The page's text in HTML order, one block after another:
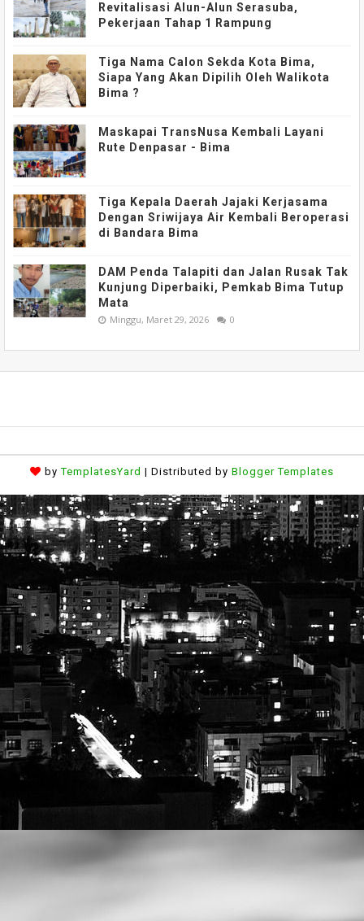
Revitalisasi Alun-Alun Serasuba,
Pekerjaan Tahap 1 Rampung
Tiga Nama Calon Sekda Kota Bima,
Siapa Yang Akan Dipilih Oleh Walikota
Bima ?
Maskapai TransNusa Kembali Layani
Rute Denpasar - Bima
Tiga Kepala Daerah Jajaki Kerjasama
Dengan Sriwijaya Air Kembali Beroperasi
di Bandara Bima
DAM Penda Talapiti dan Jalan Rusak Tak
Kunjung Diperbaiki, Pemkab Bima Tutup
Mata
Minggu, Maret 29, 2026 0
byTemplatesYard | Distributed by Blogger Templates